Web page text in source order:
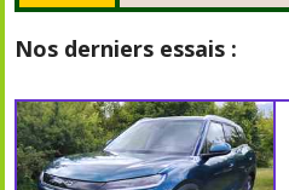
Nos derniers essais :